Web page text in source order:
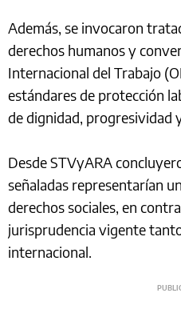
Además, se invocaron
derechos humanos y
Internacional del Trabajo
estándares de protección
de dignidad, progresividad
Desde STVyARA
señaladas representarían
derechos sociales, en
jurisprudencia vigente
internacional.